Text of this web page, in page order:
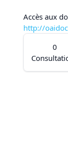
Accès aux
http://
0